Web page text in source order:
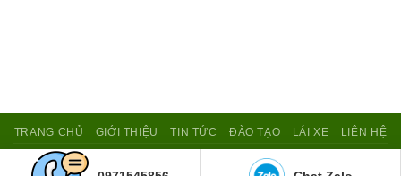
TRANG CHỦ GIỚI THIỆU TIN TỨC ĐÀO TẠO LÁI XE LIÊN HỆ
Copyright 2026 ©
Trường Đào Tạo và Sát Hạch Lái Xe Đại Học